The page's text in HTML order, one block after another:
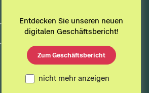
Entdecken Sie unseren neuen
digitalen Geschäftsbericht!
Zum Geschäftsbericht
nicht mehr anzeigen